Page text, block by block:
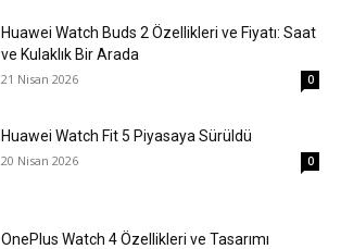
Huawei Watch Buds 2 Özellikleri ve Fiyatı: Saat
ve Kulaklık Bir Arada
21 Nisan 2026 0
Huawei Watch Fit 5 Piyasaya Sürüldü
20 Nisan 2026 0
OnePlus Watch 4 Özellikleri ve Tasarımı